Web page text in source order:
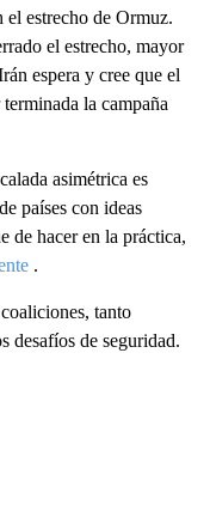
estrecho de Ormuz.
el estrecho, mayor
espera y cree que el
la campaña
asimétrica es
países con ideas
de hacer en la práctica,
.
tanto
desafíos de seguridad.